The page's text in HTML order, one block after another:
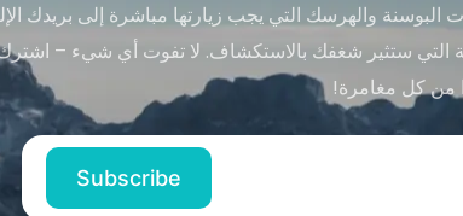
والهرسك التي يجب زيارتها مباشرة إلى بريدك
ستثير شغفك بالاستكشاف. لا تفوت أي شيء –
من كل مغامرة!